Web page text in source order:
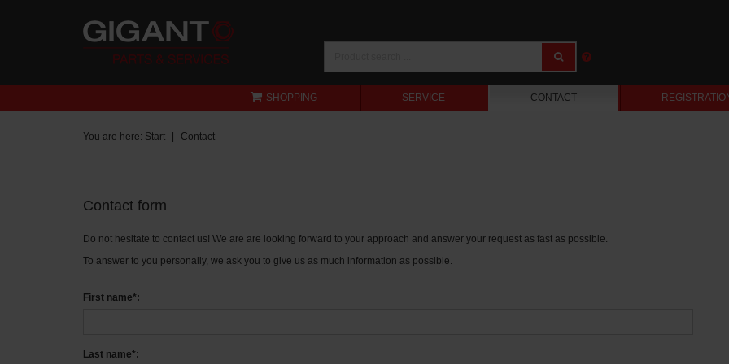
SHOPPING SERVICE CONTACT
You are here: Start Contact
Contact form
Do not hesitate to contact us! We are are looking forward to your approach and answer your request as fast as possible.
To answer to you personally, we ask you to give us as much information as possible.
First name*:
Last name*: